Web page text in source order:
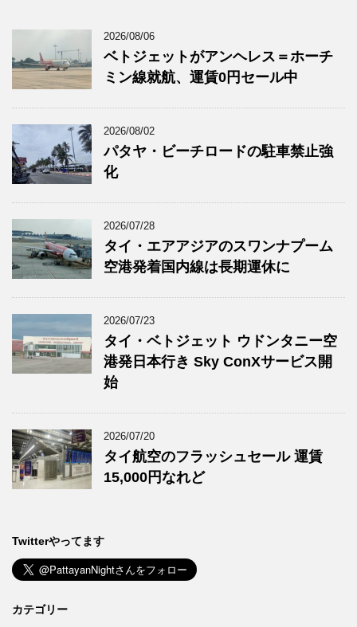
2026/08/06
ベトジェットがアンヘレス＝ホーチ
ミン線就航、運賃0円セール中
2026/08/02
パタヤ・ビーチロードの駐車禁止強
化
2026/07/28
タイ・エアアジアのスワンナプーム
空港発着国内線は長期運休に
2026/07/23
タイ・ベトジェット ウドンタニー空
港発日本行き Sky ConXサービス開
始
2026/07/20
タイ航空のフラッシュセール 運賃
15,000円なれど
Twitterやってます
カテゴリー